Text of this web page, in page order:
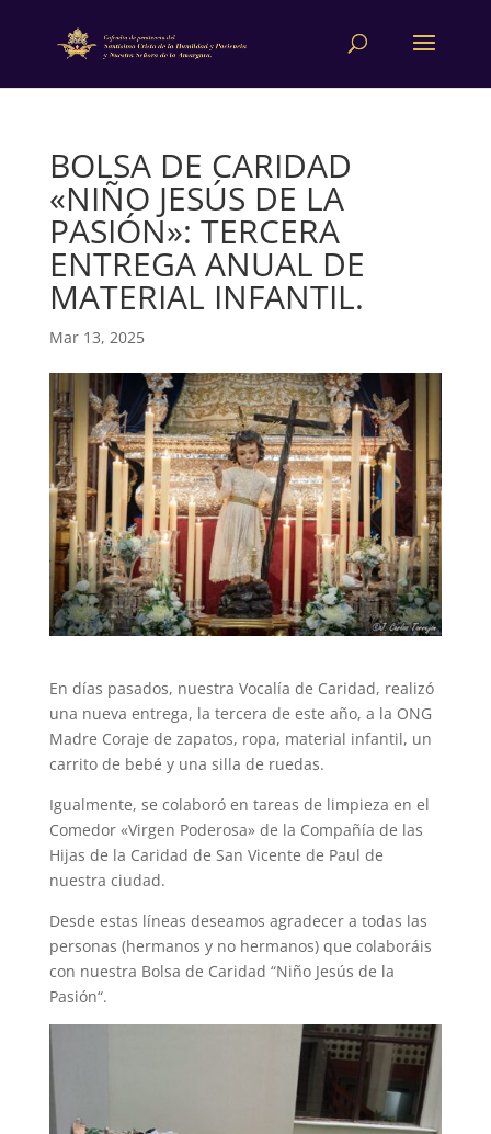
BOLSA DE CARIDAD
«NIÑO JESÚS DE LA
PASIÓN»: TERCERA
ENTREGA ANUAL DE
MATERIAL INFANTIL.
Mar 13, 2025
En días pasados, nuestra Vocalía de Caridad, realizó
una nueva entrega, la tercera de este año, a la ONG
Madre Coraje de zapatos, ropa, material infantil, un
carrito de bebé y una silla de ruedas.
Igualmente, se colaboró en tareas de limpieza en el
Comedor «Virgen Poderosa» de la Compañía de las
Hijas de la Caridad de San Vicente de Paul de
nuestra ciudad.
Desde estas líneas deseamos agradecer a todas las
personas (hermanos y no hermanos) que colaboráis
con nuestra Bolsa de Caridad “Niño Jesús de la
Pasión“.